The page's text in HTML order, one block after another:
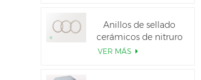
Anillos de sellado
cerámicos de nitruro
de aluminio para
VER MÁS